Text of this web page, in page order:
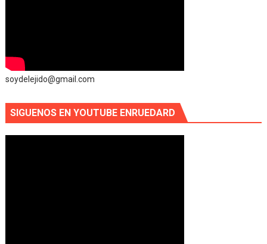
soydelejido@gmail.com
SIGUENOS EN YOUTUBE ENRUEDARD